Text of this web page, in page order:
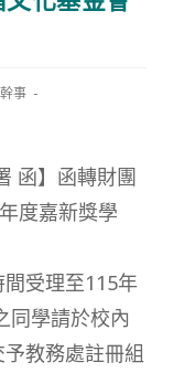
事
函】函轉財團
度嘉新獎學
間受理至115年
同學請於校內
教務處註冊組